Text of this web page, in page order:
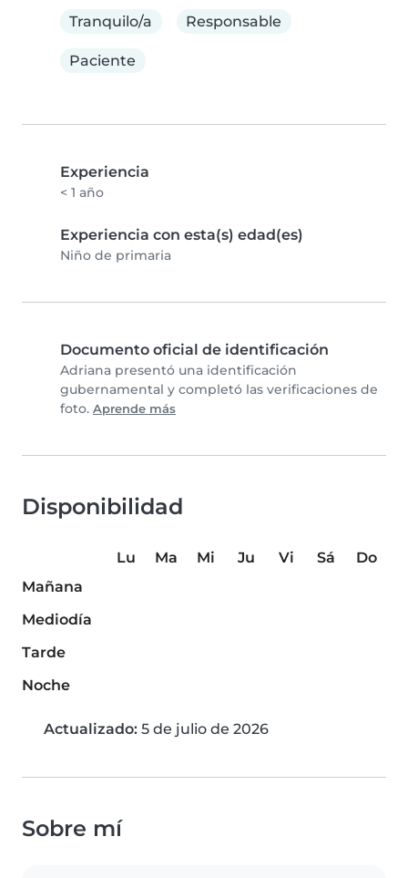
Tranquilo/a
Responsable
Paciente
Experiencia
< 1 año
Experiencia con esta(s) edad(es)
Niño de primaria
Documento oficial de identificación
Adriana presentó una identificación
gubernamental y completó las verificaciones de
foto. Aprende más
Disponibilidad
Lu Ma Mi Ju Vi Sá
Do
Mañana
Mediodía
Tarde
Noche
Actualizado: 5 de julio de 2026
Sobre mí